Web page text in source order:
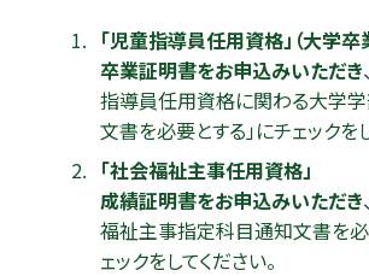
「児童指導員任用資格」（大学卒
卒業証明書をお申込みいただき
指導員任用資格に関わる大学学
文書を必要とする」にチェックを
「社会福祉主事任用資格」
成績証明書をお申込みいただき
福祉主事指定科目通知文書を必
ェックをしてください。